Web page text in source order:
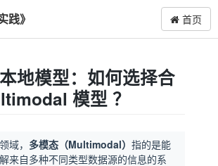
践》 首页
地模型：如何选择合
模型 ？
域， 多模态（Multimodal）指的是能
来自多种不同类型数据源的信息的系